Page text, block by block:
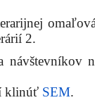
2.
návštevníkov
klinúť SEM.